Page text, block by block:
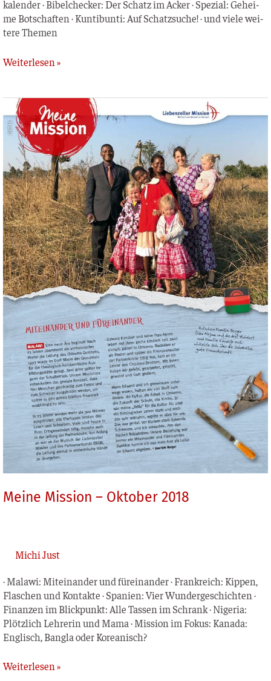
ka­len­der · Bibel­ch­e­cker: Der Schatz im Acker · Spe­zi­al: Gehei­
me Bot­schaf­ten · Kun­tibun­ti: Auf Schatz­su­che! · und vie­le wei­
te­re Themen
Weiterlesen »
Meine Mission – Oktober 2018
Michi Just
· Mala­wi: Mit­ein­an­der und für­ein­an­der · Frank­reich: Kip­pen,
Fla­schen und Kon­tak­te · Spa­ni­en: Vier Wun­der­ge­schich­ten ·
Finan­zen im Blick­punkt: Alle Tas­sen im Schrank · Nige­ria:
Plötz­lich Leh­re­rin und Mama · Mis­si­on im Fokus: Kana­da:
Eng­lisch, Ban­g­la oder Koreanisch?
Meine
Mission
Oktober
2018
Weiterlesen »